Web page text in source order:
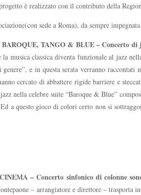
è realizzato con il contributo della
sede a Roma), da sempre
BAROQUE, TANGO & BLUE – Concerto di
musica classica diventa funzionale al jazz
e in questa serata verranno
cercato di abbattere rigide barriere e
nella celebre suite “Baroque & Blue”
a questo gioco di colori certo non si
– Concerto sinfonico di colonne
– arrangiatore e direttore – trasporta